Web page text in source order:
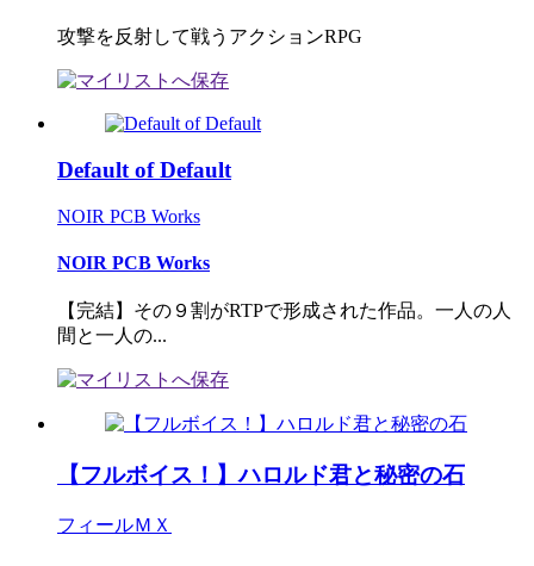
攻撃を反射して戦うアクションRPG
Default of Default
NOIR PCB Works
NOIR PCB Works
【完結】その９割がRTPで形成された作品。一人の人
間と一人の...
【フルボイス！】ハロルド君と秘密の石
フィールＭＸ